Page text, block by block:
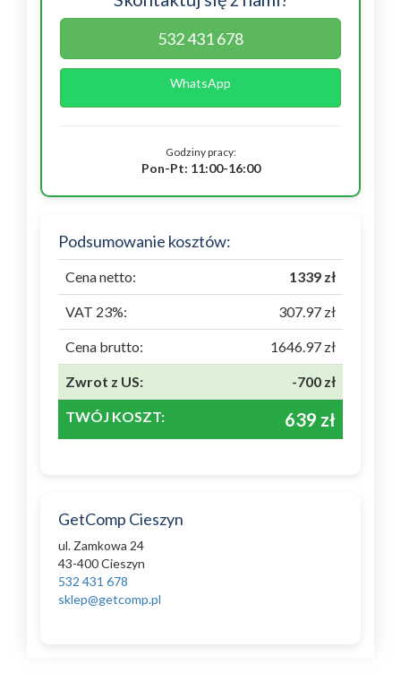
532 431 678
WhatsApp
Godziny pracy:
Pon-Pt: 11:00-16:00
Podsumowanie kosztów:
Cena netto: 1339 zł
VAT 23%: 307.97 zł
Cena brutto: 1646.97 zł
Zwrot z US: -700 zł
TWÓJ KOSZT: 639 zł
GetComp Cieszyn
ul. Zamkowa 24
43-400 Cieszyn
532 431 678
sklep@getcomp.pl